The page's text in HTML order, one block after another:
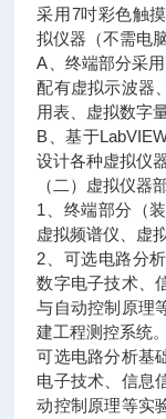
采用7吋彩色触
拟仪器（不需电
A、终端部分采
配有虚拟示波器
用表、虚拟数字
B、基于
设计各种虚拟仪器
（二）虚拟仪器
1、终端部分（
虚拟频谱仪、虚
2、可选电路分
数字电子技术、
与自动控制原理
建工程测控系统。
可选电路分析基
电子技术、信息
动控制原理等实